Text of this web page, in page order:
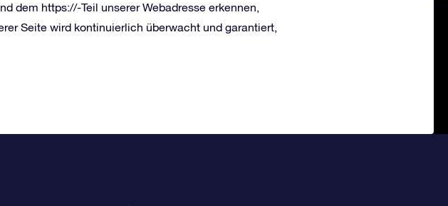
dem https://-Teil unserer Webadresse erkennen,
Seite wird kontinuierlich überwacht und garantiert,